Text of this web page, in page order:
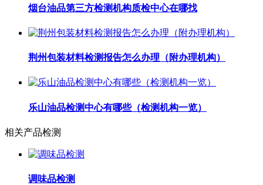
烟台油品第三方检测机构质检中心在哪找
荆州包装材料检测报告怎么办理（附办理机构）
乐山油品检测中心有哪些（检测机构一览）
相关产品检测
调味品检测